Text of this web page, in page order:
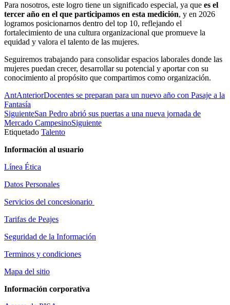
Para nosotros, este logro tiene un significado especial, ya que es el
tercer año en el que participamos en esta medición, y en 2026
logramos posicionarnos dentro del top 10, reflejando el
fortalecimiento de una cultura organizacional que promueve la
equidad y valora el talento de las mujeres.
Seguiremos trabajando para consolidar espacios laborales donde las
mujeres puedan crecer, desarrollar su potencial y aportar con su
conocimiento al propósito que compartimos como organización.
AntAnteriorDocentes se preparan para un nuevo año con Pasaje a la
Fantasía
SiguienteSan Pedro abrió sus puertas a una nueva jornada de
Mercado CampesinoSiguiente
Etiquetado Talento
Información al usuario
Línea Ética
Datos Personales
Servicios del concesionario
Tarifas de Peajes
Seguridad de la Información
Terminos y condiciones
Mapa del sitio
Información corporativa